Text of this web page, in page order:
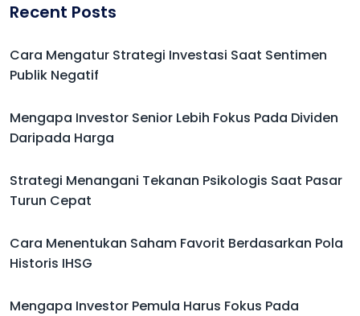
Recent Posts
Cara Mengatur Strategi Investasi Saat Sentimen
Publik Negatif
Mengapa Investor Senior Lebih Fokus Pada Dividen
Daripada Harga
Strategi Menangani Tekanan Psikologis Saat Pasar
Turun Cepat
Cara Menentukan Saham Favorit Berdasarkan Pola
Historis IHSG
Mengapa Investor Pemula Harus Fokus Pada